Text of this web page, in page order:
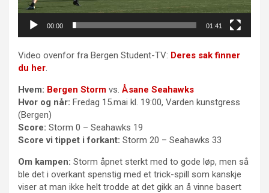
00:00 01:41
Video ovenfor fra Bergen Student-TV: Deres sak finner
du her.
Hvem: Bergen Storm vs. Åsane Seahawks
Hvor og når: Fredag 15.mai kl. 19:00, Varden kunstgress
(Bergen)
Score: Storm 0 – Seahawks 19
Score vi tippet i forkant: Storm 20 – Seahawks 33
Om kampen: Storm åpnet sterkt med to gode løp, men så
ble det i overkant spenstig med et trick-spill som kanskje
viser at man ikke helt trodde at det gikk an å vinne basert